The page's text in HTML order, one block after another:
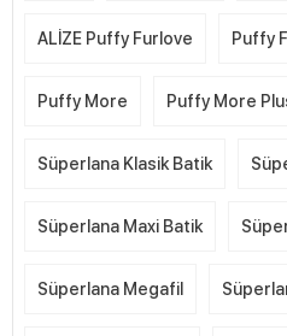
ALİZE Puffy Furlove Puffy
Puffy More Puffy More
Süperlana Klasik Batik
Süperlana Maxi Batik
Süperlana Megafil